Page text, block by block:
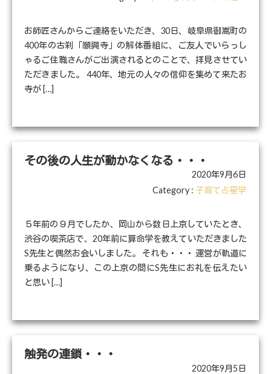
お師匠さんからご連絡をいただき、30日、岐阜県御嵩町の
400年の古刹「願興寺」の解体番組に、ご友人でいらっし
ゃるご住職さんがご出演されるとのことで、拝見させてい
ただきました。 440年、地元の人々の信仰を集めて来たお
寺が […]
その後の人生が動かなくなる・・・
2020年9月6日
Category : 子育て占星学
５年前の９月でしたか、岡山から数日上京していたとき、
渋谷の喫茶店で、20年前に算命学を教えていただきました
S先生と偶然お会いしました。 それも・・・ 運営が軌道に
乗るようになり、この上京の間にS先生にお礼を伝えたい
と思い […]
触発の連鎖・・・
2020年9月5日